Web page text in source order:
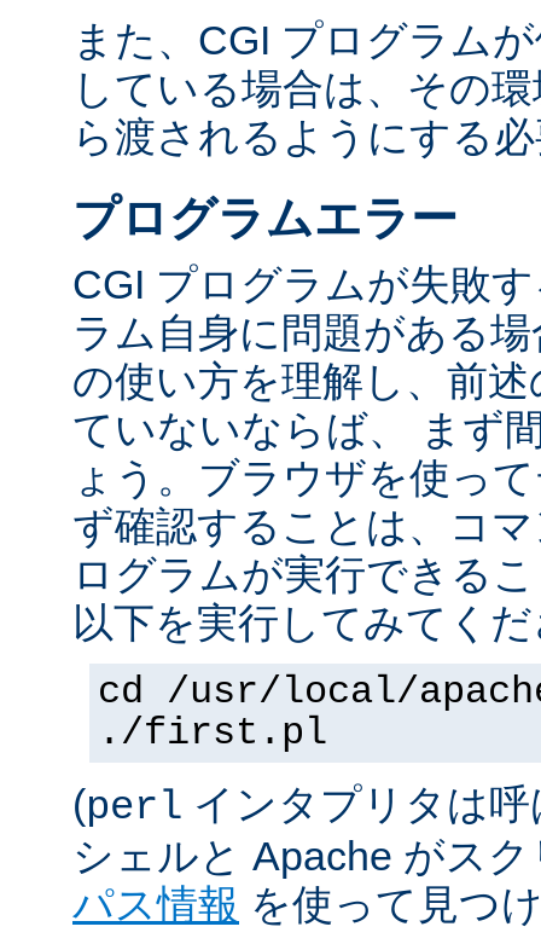
また、CGI プログラム
している場合は、その
ら渡されるようにする
プログラムエラー
CGI プログラムが失敗
ラム自身に問題がある
の使い方を理解し、前
ていないならば、 まず
ょう。ブラウザを使っ
ず確認することは、コ
ログラムが実行できる
以下を実行してみてく
cd /usr/local/
./first.pl
(perl インタプリタは
シェルと Apache がス
パス情報 を使って見つ